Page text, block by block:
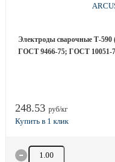
Электроды сварочные Т-
ГОСТ 9466-75; ГОСТ 10051-
248.53 руб/кг
Количество товара